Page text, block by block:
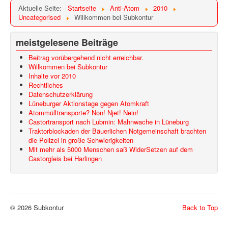
Aktuelle Seite: Startseite Anti-Atom
2010
Uncategorised
Willkommen bei Subkontur
meistgelesene Beiträge
Beitrag vorübergehend nicht erreichbar.
Willkommen bei Subkontur
Inhalte vor 2010
Rechtliches
Datenschutzerklärung
Lüneburger Aktionstage gegen Atomkraft
Atommülltransporte? Non! Njet! Nein!
Castortransport nach Lubmin: Mahnwache in Lüneburg
Traktorblockaden der Bäuerlichen Notgemeinschaft brachten
die Polizei in große Schwierigkeiten
Mit mehr als 5000 Menschen saß WiderSetzen auf dem
Castorgleis bei Harlingen
Back to Top
© 2026 Subkontur